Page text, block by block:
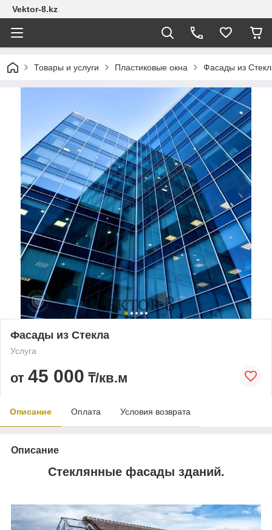
Vektor-8.kz
Товары и услуги Пластиковые окна Фасады из
Фасады из Стекла
Услуга
от 45 000 ₸/кв.м
Описание Оплата Условия возврата
Описание
Стеклянные фасады зданий.